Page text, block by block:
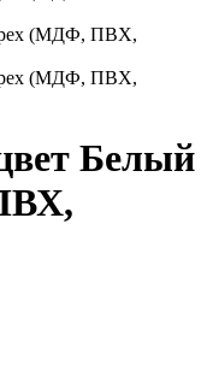
Белый